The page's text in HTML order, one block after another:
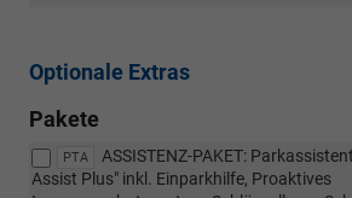
Optionale Extras
Pakete
PTA
ASSISTENZ-PAKET:
Assist Plus" inkl. Einparkhilfe, Proaktives